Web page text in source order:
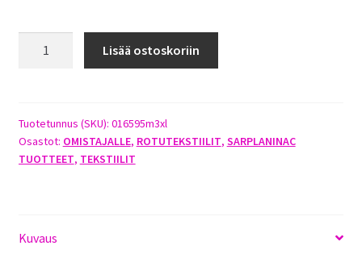
3XL
määrä
Lisää ostoskoriin
Tuotetunnus (SKU): 016595m3xl
Osastot: OMISTAJALLE, ROTUTEKSTIILIT, SARPLANINAC
TUOTTEET, TEKSTIILIT
Kuvaus